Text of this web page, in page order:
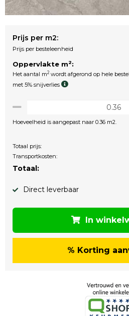
Prijs per m2:
Prijs per besteleenheid
Oppervlakte m2:
Het aantal m2 wordt afgerond op hele
met 5% snijverlies
Hoeveelheid is aangepast naar 0.36 m2.
Totaal prijs:
Transportkosten:
Totaal:
Direct leverbaar
In
% Korting